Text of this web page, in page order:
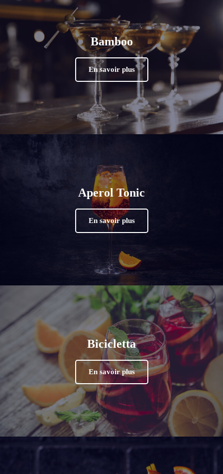
Bamboo
En savoir plus
Aperol Tonic
En savoir plus
Bicicletta
En savoir plus